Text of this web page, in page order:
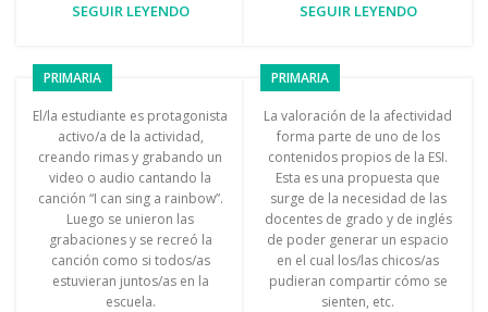
SEGUIR LEYENDO SEGUIR LEYENDO
PRIMARIA
El/la estudiante es protagonista
activo/a de la actividad,
creando rimas y grabando un
video o audio cantando la
canción “I can sing a rainbow”.
Luego se unieron las
grabaciones y se recreó la
canción como si todos/as
estuvieran juntos/as en la
escuela.
PRIMARIA
La valoración de la afectividad
forma parte de uno de los
contenidos propios de la ESI.
Esta es una propuesta que
surge de la necesidad de las
docentes de grado y de inglés
de poder generar un espacio
en el cual los/las chicos/as
pudieran compartir cómo se
sienten, etc.